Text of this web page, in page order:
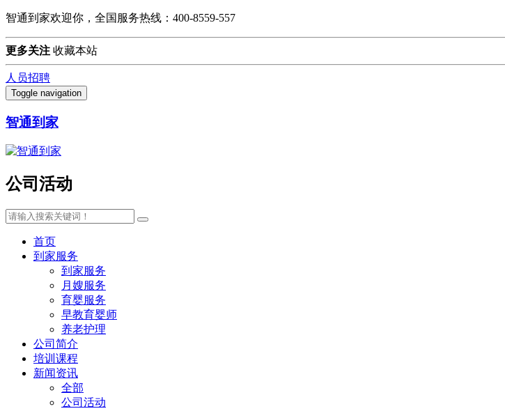
智通到家欢迎你，全国服务热线：400-8559-557
更多关注 收藏本站
人员招聘
Toggle navigation
智通到家
公司活动
首页
到家服务
到家服务
月嫂服务
育婴服务
早教育婴师
养老护理
公司简介
培训课程
新闻资讯
全部
公司活动